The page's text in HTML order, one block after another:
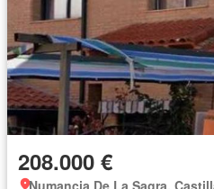
208.000 €